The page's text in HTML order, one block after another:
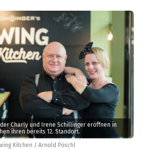
Kitchen / Arnold Pöschl
Charly und Irene Schillinger eröffnen in
ihren bereits 12. Standort.